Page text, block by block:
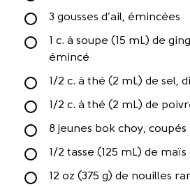
3 gousses d’ail, émincées
1 c. à soupe (15 mL) de
émincé
1/2 c. à thé (2 mL) de sel,
1/2 c. à thé (2 mL) de
8 jeunes bok choy, coupés
1/2 tasse (125 mL) de
12 oz (375 g) de nouilles